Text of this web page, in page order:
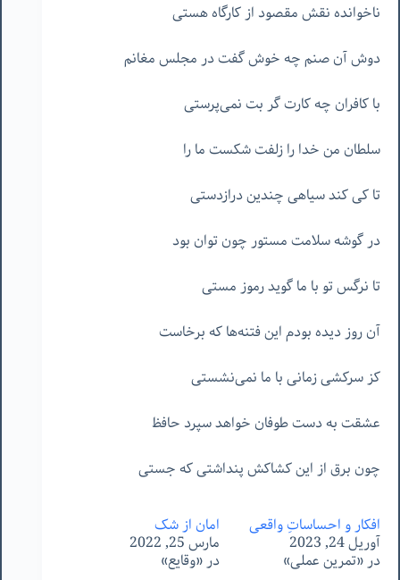
ناخوانده نقش مقصود از کارگاه هستی
دوش آن صنم چه خوش گفت در مجلس مغانم
با کافران چه کارت گر بت نمی‌پرستی
سلطان من خدا را زلفت شکست ما را
تا کی کند سیاهی چندین درازدستی
در گوشه سلامت مستور چون توان بود
تا نرگس تو با ما گوید رموز مستی
آن روز دیده بودم این فتنه‌ها که برخاست
کز سرکشی زمانی با ما نمی‌نشستی
عشقت به دست طوفان خواهد سپرد حافظ
چون برق از این کشاکش پنداشتی که جستی
افکار و احساساتِ واقعی
آوریل 24, 2023
در «تمرین عملی»
امان از شک
مارس 25, 2022
در «وقایع»